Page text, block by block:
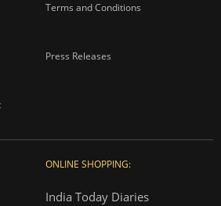
Terms and Conditions
Press Releases
ONLINE SHOPPING:
India Today Diaries